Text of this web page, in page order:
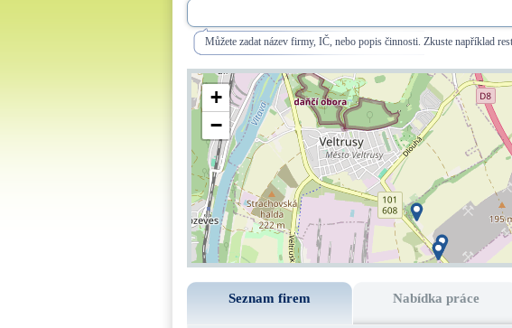
Můžete zadat název firmy, IČ, nebo popis činnosti. Zkuste například
+
−
Seznam firem Nabídka práce